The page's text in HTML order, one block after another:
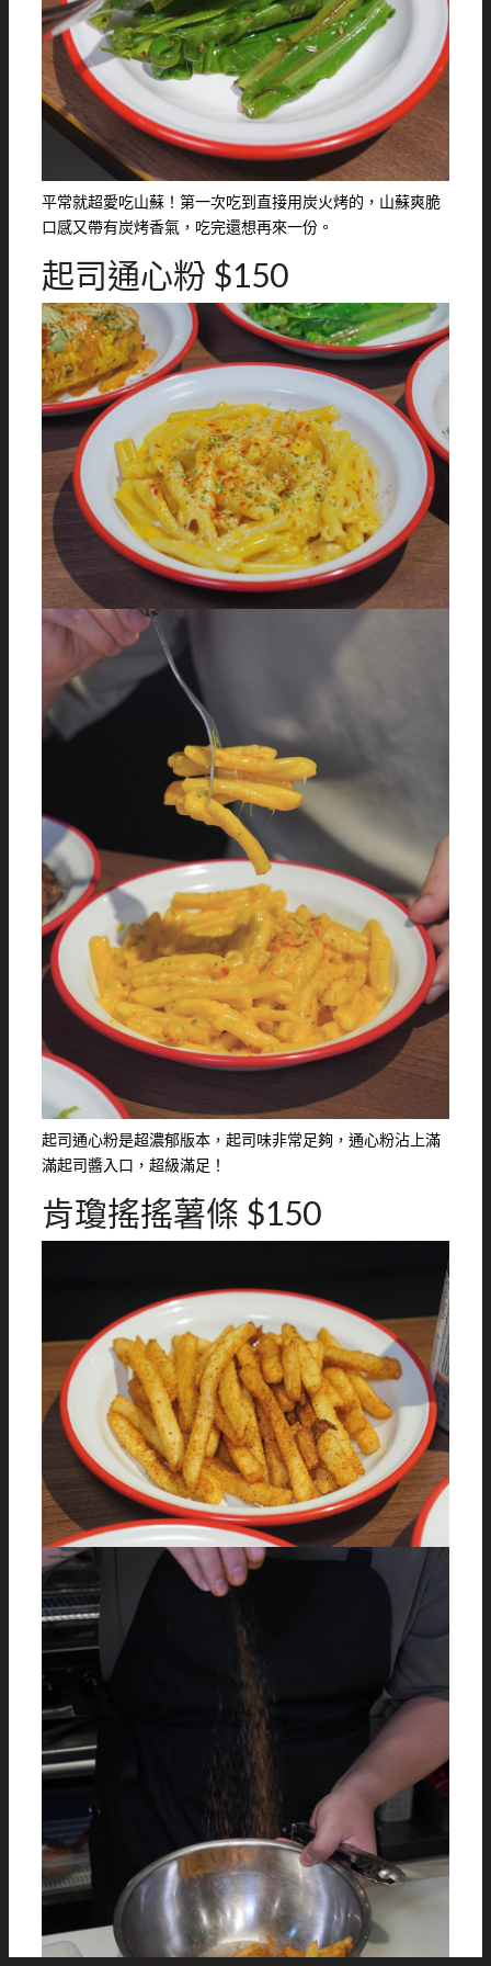
平常就超愛吃山蘇！第一次吃到直接用炭火烤的，山蘇爽脆
口感又帶有炭烤香氣，吃完還想再來一份。
起司通心粉 $150
起司通心粉是超濃郁版本，起司味非常足夠，通心粉沾上滿
滿起司醬入口，超級滿足！
肯瓊搖搖薯條 $150